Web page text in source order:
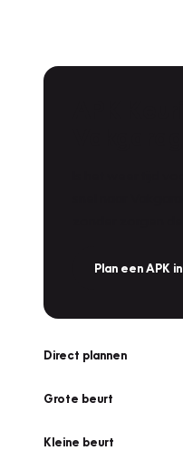
Plan een APK in
Direct plannen
Grote beurt
Kleine beurt